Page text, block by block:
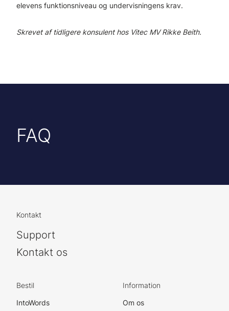
elevens funktionsniveau og undervisningens krav.
Skrevet af tidligere konsulent hos Vitec MV Rikke Beith.
FAQ
Kontakt
Support
Kontakt os
Bestil
IntoWords
Information
Om os